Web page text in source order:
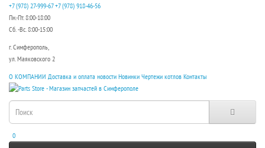
+7 (978) 27-999-67 +7 (978) 918-46-56
Пн.-Пт. 8:00-18:00
Сб. -Вс. 8:00-15:00
г. Симферополь,
ул. Маяковского 2
О КОМПАНИИ Доставка и оплата новости Новинки Чертежи котлов Контакты
0